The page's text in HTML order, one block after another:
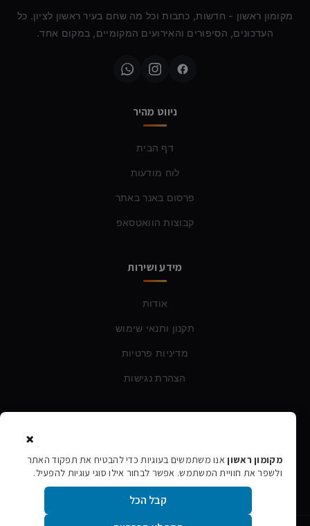
מקומון ראשון - חדשות, כתבות וכל מה שחם בעיר ראשון לציון. כל
העדכונים, הסיפורים והאירועים המקומיים, במקום אחד.
ניווט מהיר
דף הבית
לוח מודעות
פרסום באנר באתר
קבוצות הוואטסאפ
מידע ושירות
אודות
תקנון ותנאי שימוש
מדיניות פרטיות
הצהרת נגישות
טלפון: 054-760-6388
×
מקומון ראשוןאנו משתמשים בעוגיות כדי להבטיח את תפקוד האתר
ולשפר את חוויית המשתמש. אפשר לבחור אילו סוגי עוגיות להפעיל.
קבל הכל